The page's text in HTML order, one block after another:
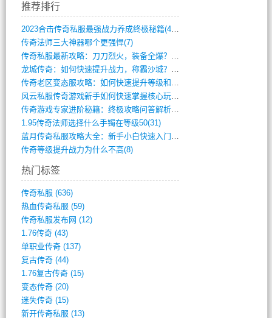
推荐排行
2023合击传奇私服最强战力养成终极秘籍(428)
传奇法师三大神器哪个更强悍(7)
传奇私服最新攻略：刀刀烈火，装备全爆？攻(813)
龙城传奇：如何快速提升战力，称霸沙城？(802)
传奇老区变态服攻略：如何快速提升等级和战(379)
风云私服传奇游戏新手如何快速掌握核心玩法(616)
传奇游戏专家进阶秘籍：终极攻略问答解析(848)
1.95传奇法师选择什么手镯在等级50(31)
蓝月传奇私服攻略大全：新手小白快速入门指(386)
传奇等级提升战力为什么不高(8)
热门标签
传奇私服 (636)
热血传奇私服 (59)
传奇私服发布网 (12)
1.76传奇(43)
单职业传奇(137)
复古传奇(44)
1.76复古传奇(15)
变态传奇(20)
迷失传奇(15)
新开传奇私服 (13)